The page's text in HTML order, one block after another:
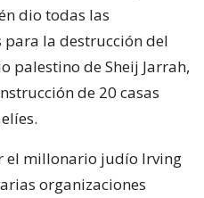
dio todas las
para la destrucción del
palestino de Sheij Jarrah,
de 20 casas
el millonario judío Irving
organizaciones